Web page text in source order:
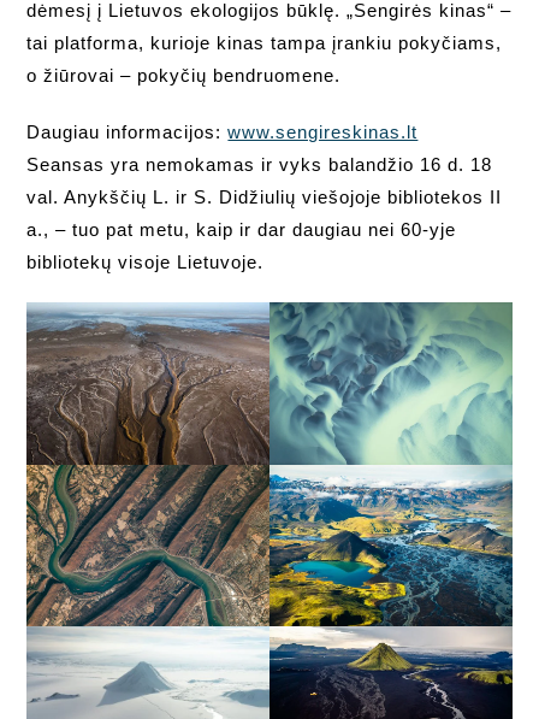
dėmesį į Lietuvos ekologijos būklę. „Sengirės kinas“ –
tai platforma, kurioje kinas tampa įrankiu pokyčiams,
o žiūrovai – pokyčių bendruomene.
Daugiau informacijos:www.sengireskinas.lt
Seansas yra nemokamas ir vyks balandžio 16 d. 18
val. Anykščių L. ir S. Didžiulių viešojoje bibliotekos II
a., – tuo pat metu, kaip ir dar daugiau nei 60-yje
bibliotekų visoje Lietuvoje.